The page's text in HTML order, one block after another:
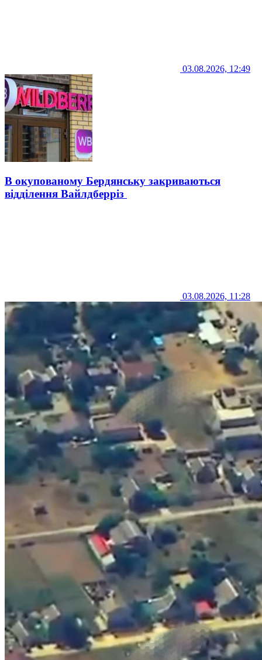
03.08.2026, 12:49
В окупованому Бердянську закриваються
відділення Вайлдберріз
03.08.2026, 11:28